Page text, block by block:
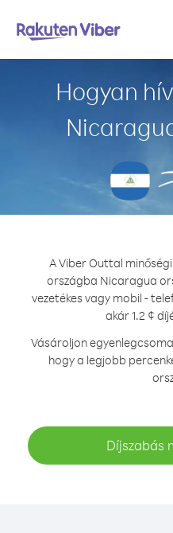
Hogyan
A Viber Outtal
országba Nicaragua
vezetékes vagy mobil -
akár 1.2 ¢
Vásároljon
hogy a legjobb
Díjszabás